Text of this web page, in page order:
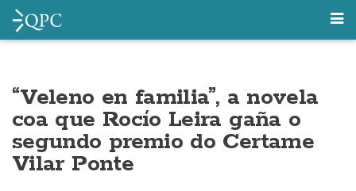
“Veleno en familia”, a novela
coa que Rocío Leira gaña o
segundo premio do Certame
Vilar Ponte